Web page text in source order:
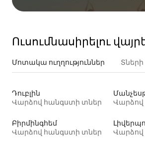
Ուսումնասիրելու
Մոտակա ուղղություններ
Դուբլին
Վարձով հանգստի տներ
Բիրմինգհեմ
Վարձով հանգստի տներ